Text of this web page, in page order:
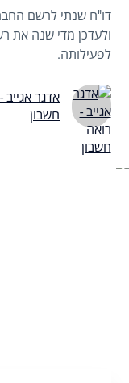
דו"ח שנתי לרשם
ולעדכן מדי שנה את
לפעילותה.
אדגר אגייב
חשבון